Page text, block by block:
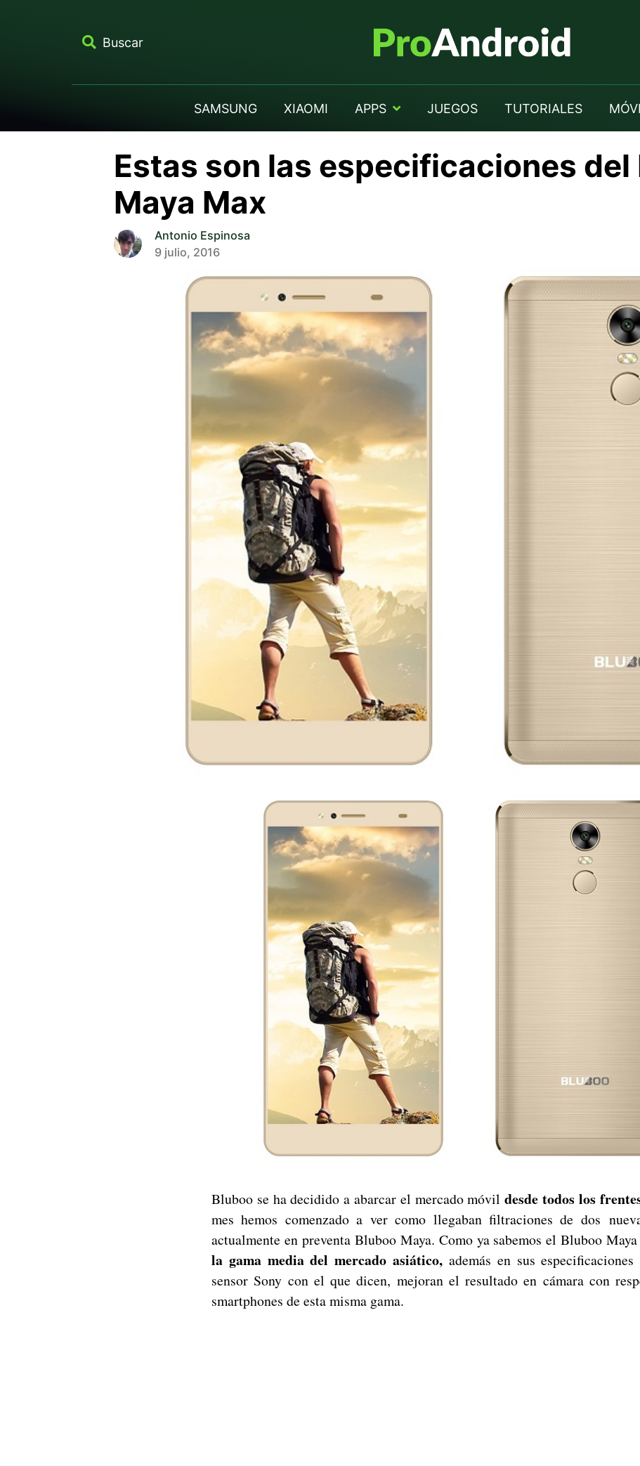
Buscar
SAMSUNG XIAOMI APPS JUEGOS TUTORIALES
Estas son las especificaciones del
Maya Max
Antonio Espinosa
9 julio, 2016
Bluboo se ha decidido a abarcar el mercado móvil desde todos los
mes hemos comenzado a ver como llegaban filtraciones de dos
actualmente en preventa Bluboo Maya. Como ya sabemos el Bluboo
la gama media del mercado asiático, además en sus
sensor Sony con el que dicen, mejoran el resultado en cámara con
smartphones de esta misma gama.